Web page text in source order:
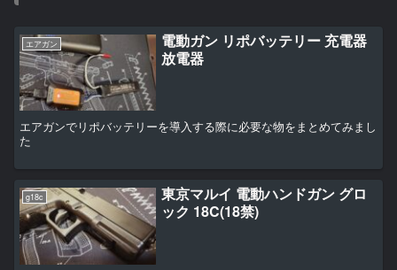
エアガン
電動ガン リポバッテリー 充電器
放電器
エアガンでリポバッテリーを導入する際に必要な物をまとめてみまし
た
g18c
東京マルイ 電動ハンドガン グロ
ック 18C(18禁)